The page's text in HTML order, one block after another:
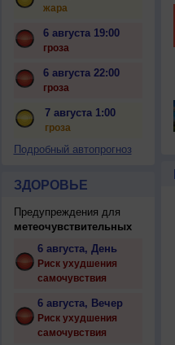
жара
6 августа 19:00
гроза
6 августа 22:00
гроза
7 августа 1:00
гроза
Подробный автопрогноз
ЗДОРОВЬЕ
Предупреждения для
метеочувствительных
6 августа, День
Риск ухудшения
самочувствия
6 августа, Вечер
Риск ухудшения
самочувствия